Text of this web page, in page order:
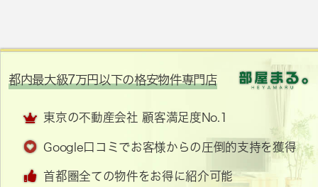
都内最大級7万円以下の格安物件専門店
東京の不動産会社 顧客満足度No.1
Google口コミでお客様からの圧倒的支持を獲得
首都圏全ての物件をお得に紹介可能